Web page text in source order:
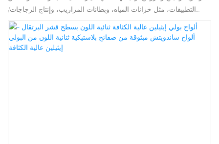
التطبيقات، مثل خزانات المياه، وبطانات المزاريب، وإنتاج الزجاجات/
أغطيتها، والعديد من الاستخدامات الصناعية الأخرى. يوفر البولي إيثيلين